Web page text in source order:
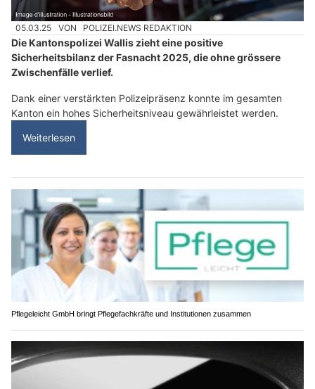
05.03.25 VON POLIZEI.NEWS REDAKTION
Die Kantonspolizei Wallis zieht eine positive
Sicherheitsbilanz der Fasnacht 2025, die ohne grössere
Zwischenfälle verlief.
Dank einer verstärkten Polizeipräsenz konnte im gesamten
Kanton ein hohes Sicherheitsniveau gewährleistet werden.
Weiterlesen
Pflegeleicht GmbH bringt Pflegefachkräfte und Institutionen zusammen